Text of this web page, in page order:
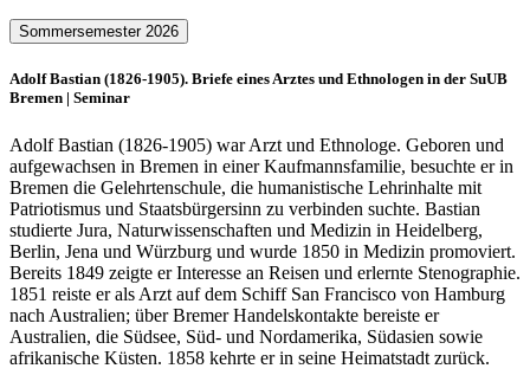
Sommersemester 2026
Adolf Bastian (1826-1905). Briefe eines Arztes und Ethnologen in der SuUB
Bremen | Seminar
Adolf Bastian (1826-1905) war Arzt und Ethnologe. Geboren und
aufgewachsen in Bremen in einer Kaufmannsfamilie, besuchte er in
Bremen die Gelehrtenschule, die humanistische Lehrinhalte mit
Patriotismus und Staatsbürgersinn zu verbinden suchte. Bastian
studierte Jura, Naturwissenschaften und Medizin in Heidelberg,
Berlin, Jena und Würzburg und wurde 1850 in Medizin promoviert.
Bereits 1849 zeigte er Interesse an Reisen und erlernte Stenographie.
1851 reiste er als Arzt auf dem Schiff San Francisco von Hamburg
nach Australien; über Bremer Handelskontakte bereiste er
Australien, die Südsee, Süd- und Nordamerika, Südasien sowie
afrikanische Küsten. 1858 kehrte er in seine Heimatstadt zurück.